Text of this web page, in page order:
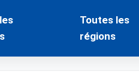
Toutes les
régions